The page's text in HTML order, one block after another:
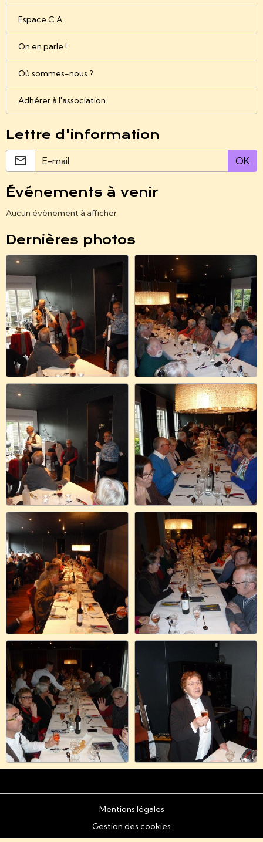
Espace C.A.
On en parle !
Où sommes-nous ?
Adhérer à l'association
Lettre d'information
OK
Événements à venir
Aucun évènement à afficher.
Dernières photos
Mentions légales
Gestion des cookies